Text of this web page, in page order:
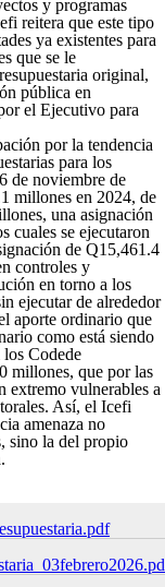
y programas
reitera que este tipo
ya existentes para
que se le
original,
pública en
el Ejecutivo para
por la tendencia
para los
de noviembre de
millones en 2024, de
una asignación
cuales se ejecutaron
de Q15,461.4
controles y
en torno a los
ejecutar de alrededor
aporte ordinario que
como está siendo
los Codede
millones, que por las
extremo vulnerables a
Así, el Icefi
amenaza no
sino la del propio